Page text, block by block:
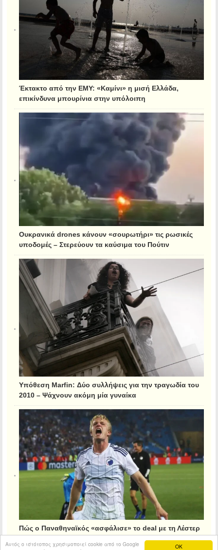
OK
Αυτός ο ιστότοπος χρησιμοποιεί cookie από το Google
Έκτακτο από την ΕΜΥ: «Καμίνι» η μισή Ελλάδα,
επικίνδυνα μπουρίνια στην υπόλοιπη
Ουκρανικά drones κάνουν «σουρωτήρι» τις ρωσικές
υποδομές – Στερεύουν τα καύσιμα του Πούτιν
Υπόθεση Marfin: Δύο συλλήψεις για την τραγωδία του
2010 – Ψάχνουν ακόμη μία γυναίκα
Πώς ο Παναθηναϊκός «ασφάλισε» το deal με τη Λέστερ